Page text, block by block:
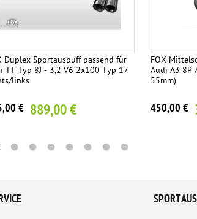
Duplex Sportauspuff passend für
TT Typ 8J - 3,2 V6 2x100 Typ 17
links
€ 889,00 €
FOX
Audi A3 8P
55mm)
450,00 €